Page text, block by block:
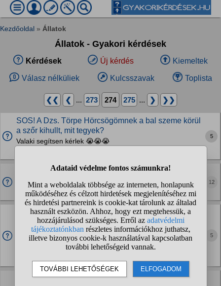
Kezdőoldal » Állatok
Állatok - Gyakori kérdések
Kérdések Új kérdés Kiemeltek
Válasz nélküliek Kulcsszavak Toplista
❮❮ ❮ ... 273 274 275 ... ❯ ❯❯
SOS! A Dzs. Törpe Hörcsögömnek a bal szeme körül
a szőr kihullt, mit tegyek?
Valaki segítsen kérlek 😭😭😭
5
Miért nem hagyja a kutya, hogy simogassam?
Elmegy előlem, ha hívom, nem jön oda hozzám.
Kutyák
12
Mit adjunk neki enni?
7 hónapos a kutyánk, már egy ideje nem igazán akarja
megenni a tápot. Utána adtam neki csirkelábat, és utána
elkezdte enni a tápot is. Úgy gondoltam , már valószínű nem
jó neki, hogy csak tápot kap, egyik nap...
5
9 hónapos bichon kiskutyám van nem teljesen szoba